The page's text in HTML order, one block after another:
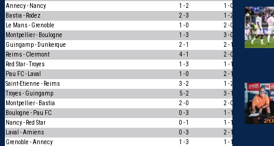
Annecy - Nancy
1 - 2 1 - 0
0
Bastia - Rodez
2 - 3 1 - 2
1
Le Mans - Grenoble
1 - 0 2 - 0
1
Montpellier - Boulogne
1 - 3 3 - 0
0
Guingamp - Dunkerque
2 - 1 2 - 1
3
Reims - Clermont
4 - 1 2 - 0
Red Star - Troyes
1 - 3 1 - 1
Pau FC - Laval
1 - 0 2 - 1
Saint-Etienne - Reims
3 - 2 1 - 2
0
Troyes - Guingamp
5 - 2 3 - 1
1
Montpellier - Bastia
2 - 0 2 - 0
3
Boulogne - Pau FC
0 - 3 1 - 1
0
Nancy - Red Star
0 - 1 1 - 1
Laval - Amiens
0 - 3 2 - 1
Grenoble - Annecy
1 - 3 1 - 1